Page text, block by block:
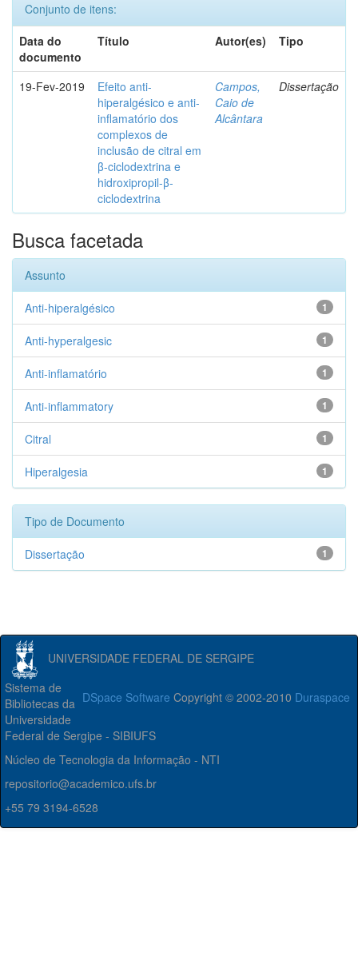
Conjunto de itens:
Data do
documento
Título Autor(es) Tipo
19-Fev-2019
Efeito anti-
hiperalgésico e anti-
inflamatório dos
complexos de
inclusão de citral em
β-ciclodextrina e
hidroxipropil-β-
ciclodextrina
Campos,
Caio de
Alcântara
Dissertação
Busca facetada
Assunto
1
Anti-hiperalgésico
1
Anti-hyperalgesic
1
Anti-inflamatório
1
Anti-inflammatory
1
Citral
1
Hiperalgesia
Tipo de Documento
1
Dissertação
UNIVERSIDADE FEDERAL DE SERGIPE
DSpace Software Copyright © 2002-2010 Duraspace
Sistema de
Bibliotecas da
Universidade
Federal de Sergipe - SIBIUFS
Núcleo de Tecnologia da Informação - NTI
repositorio@academico.ufs.br
+55 79 3194-6528